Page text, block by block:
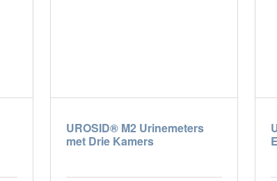
UROSID® M2 Urinemeters
met Drie Kamers